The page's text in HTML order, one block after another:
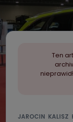
Ten
JAROCIN KALISZ